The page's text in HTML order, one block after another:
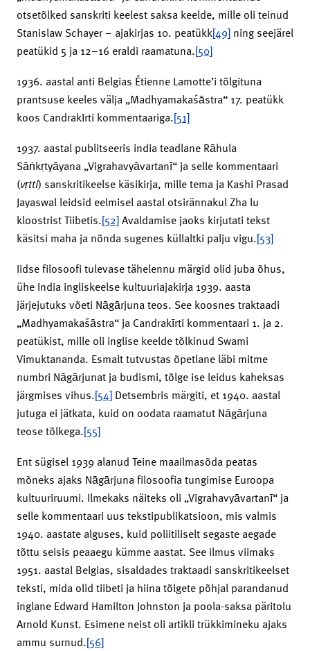
otsetõlked sanskriti keelest saksa keelde, mille oli teinud
Stanislaw Schayer – ajakirjas 10. peatükk[49] ning seejärel
peatükid 5 ja 12–16 eraldi raamatuna.[50]
1936. aastal anti Belgias Étienne Lamotte’i tõlgituna
prantsuse keeles välja „Madhyamakaśāstra“ 17. peatükk
koos Candrakīrti kommentaariga.[51]
1937. aastal publitseeris india teadlane Rāhula
Sāṅkṛtyāyana „Vigrahavyāvartanī“ ja selle kommentaari
(vṛtti) sanskritikeelse käsikirja, mille tema ja Kashi Prasad
Jayaswal leidsid eelmisel aastal otsirännakul Zha lu
kloostrist Tiibetis.[52]Avaldamise jaoks kirjutati tekst
käsitsi maha ja nõnda sugenes küllaltki palju vigu.[53]
Iidse filosoofi tulevase tähelennu märgid olid juba õhus,
ühe India ingliskeelse kultuuriajakirja 1939. aasta
järjejutuks võeti Nāgārjuna teos. See koosnes traktaadi
„Madhyamakaśāstra“ ja Cand­rakīrti kommentaari 1. ja 2.
peatükist, mille oli inglise keelde tõlkinud Swami
Vimuktananda. Esmalt tutvustas õpetlane läbi mitme
numbri Nāgārjunat ja budismi, tõlge ise leidus kaheksas
järgmises vihus.[54] Detsembris märgiti, et 1940. aastal
jutuga ei jätkata, kuid on oodata raamatut Nāgārjuna
teose tõlkega.[55]
Ent sügisel 1939 alanud Teine maailmasõda peatas
mõneks ajaks Nāgārjuna filosoofia tungimise Euroopa
kultuuriruumi. Ilmekaks näiteks oli „Vigrahavyāvartanī“ ja
selle kommentaari uus tekstipublikatsioon, mis valmis
1940. aastate alguses, kuid poliitiliselt segaste aegade
tõttu seisis peaaegu kümme aastat. See ilmus viimaks
1951. aastal Belgias, sisaldades traktaadi sanskritikeelset
teksti, mida olid tiibeti ja hiina tõlgete põhjal parandanud
inglane Edward Hamilton Johnston ja poola-saksa päritolu
Arnold Kunst. Esimene neist oli artikli trükkimineku ajaks
ammu surnud.[56]